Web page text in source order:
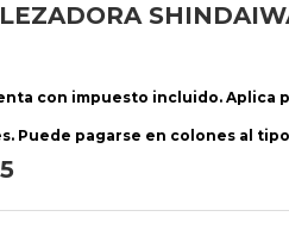
con impuesto incluido. Aplica
Puede pagarse en colones al